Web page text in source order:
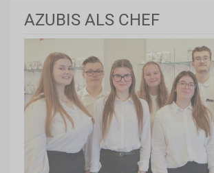
AZUBIS ALS CHEF